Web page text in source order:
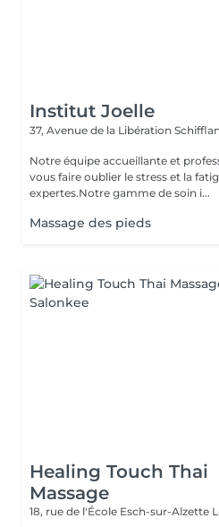
Institut Joelle
37, Avenue de la Libération
Notre équipe accueillante et
vous faire oublier le stress et la
expertes.Notre gamme de soin i...
Massage des pieds
Healing Touch Thai
Massage
18, rue de l'École Esch-sur-Alzette